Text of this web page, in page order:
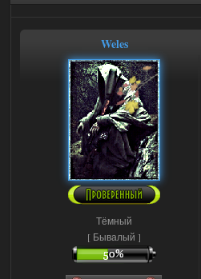
Weles
Тёмный
[ Бывалый ]